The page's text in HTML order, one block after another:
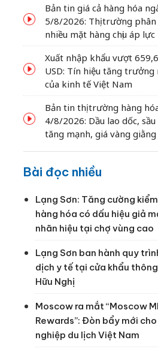
Bản tin giá cả hàng hóa
5/8/2026: Thị trường phân
nhiều mặt hàng chịu áp lực
Xuất nhập khẩu vượt
USD: Tín hiệu tăng trưởng
của kinh tế Việt Nam
Bản tin thị trường hàng
4/8/2026: Dầu lao dốc,
tăng mạnh, giá vàng giằng
Bài đọc nhiều
Lạng Sơn: Tăng cường
hàng hóa có dấu hiệu giả
nhãn hiệu tại chợ vùng cao
Lạng Sơn ban hành quy
dịch y tế tại cửa khẩu
Hữu Nghị
Moscow ra mắt “Moscow
Rewards”: Đòn bẩy mới
nghiệp du lịch Việt Nam